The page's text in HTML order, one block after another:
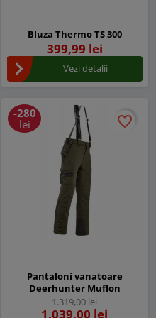
Bluza Thermo TS 300
399,99 lei
Vezi detalii
favorite_border
favorite_border
-280
lei
Pantaloni vanatoare
Deerhunter Muflon
1.319,00 lei
1.039,00 lei